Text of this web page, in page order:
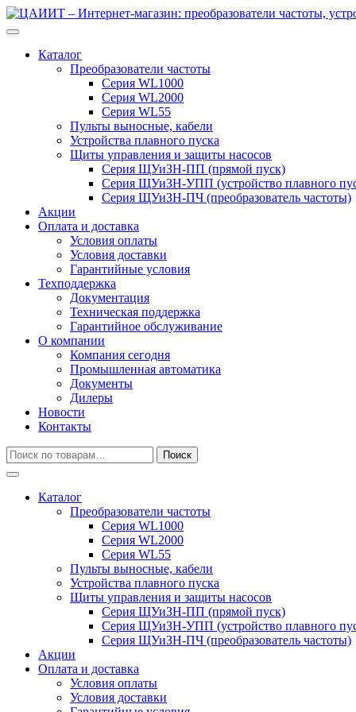
Перейти
к
Перейти
к
Каталог
Преобразователи частоты
Серия WL1000
Серия WL2000
Серия WL55
Пульты выносные, кабели
Устройства плавного пуска
Щиты управления и защиты насосов
Серия ЩУиЗН-ПП (прямой пуск)
Серия ЩУиЗН-УПП (устройство плавного
Серия ЩУиЗН-ПЧ (преобразователь частоты)
Акции
Оплата и доставка
Условия оплаты
Условия доставки
Гарантийные условия
Техподдержка
Документация
Техническая поддержка
Гарантийное обслуживание
О компании
Компания сегодня
Промышленная автоматика
Документы
Дилеры
Новости
Контакты
Искать:
Поиск
Каталог
Преобразователи частоты
Серия WL1000
Серия WL2000
Серия WL55
Пульты выносные, кабели
Устройства плавного пуска
Щиты управления и защиты насосов
Серия ЩУиЗН-ПП (прямой пуск)
Серия ЩУиЗН-УПП (устройство плавного
Серия ЩУиЗН-ПЧ (преобразователь частоты)
Акции
Оплата и доставка
Условия оплаты
Условия доставки